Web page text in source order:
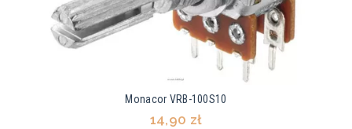
Monacor VRB-100S10
14,90 zł